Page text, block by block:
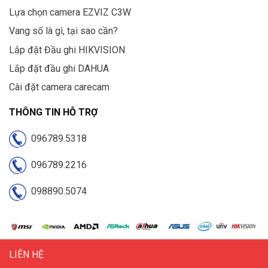
Lựa chọn camera EZVIZ C3W
Vang số là gì, tại sao cần?
Lắp đặt Đầu ghi HIKVISION
Lắp đặt đầu ghi DAHUA
Cài đặt camera carecam
THÔNG TIN HỖ TRỢ
096789.5318
096789.2216
098890.5074
LIÊN HỆ